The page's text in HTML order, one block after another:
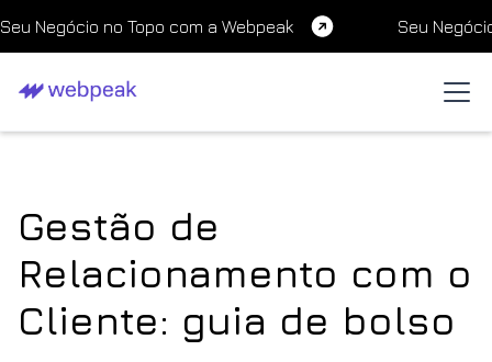
Seu Negócio no Topo com a Webpeak Seu
Gestão de
Relacionamento com o
Cliente: guia de bolso